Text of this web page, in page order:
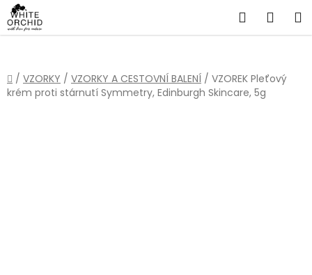
Přejít
na
obsah
Hledat
Domů
/ VZORKY / VZORKY A CESTOVNÍ BALENÍ / VZOREK Pleťový
krém proti stárnutí Symmetry, Edinburgh Skincare, 5g